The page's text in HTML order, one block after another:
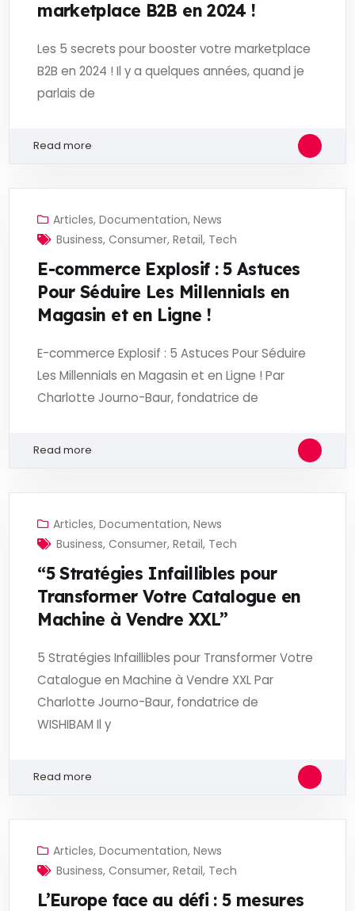
marketplace B2B en 2024 !
Les 5 secrets pour booster votre marketplace
B2B en 2024 ! Il y a quelques années, quand je
parlais de
Read more
Articles,Documentation,News
Business,Consumer,Retail, Tech
E-commerce Explosif : 5 Astuces
Pour Séduire Les Millennials en
Magasin et en Ligne !
E-commerce Explosif : 5 Astuces Pour Séduire
Les Millennials en Magasin et en Ligne ! Par
Charlotte Journo-Baur, fondatrice de
Read more
Articles,Documentation,News
Business,Consumer,Retail, Tech
“5 Stratégies Infaillibles pour
Transformer Votre Catalogue en
Machine à Vendre XXL”
5 Stratégies Infaillibles pour Transformer Votre
Catalogue en Machine à Vendre XXL Par
Charlotte Journo-Baur, fondatrice de
WISHIBAM Il y
Read more
Articles,Documentation,News
Business,Consumer,Retail, Tech
L’Europe face au défi : 5 mesures